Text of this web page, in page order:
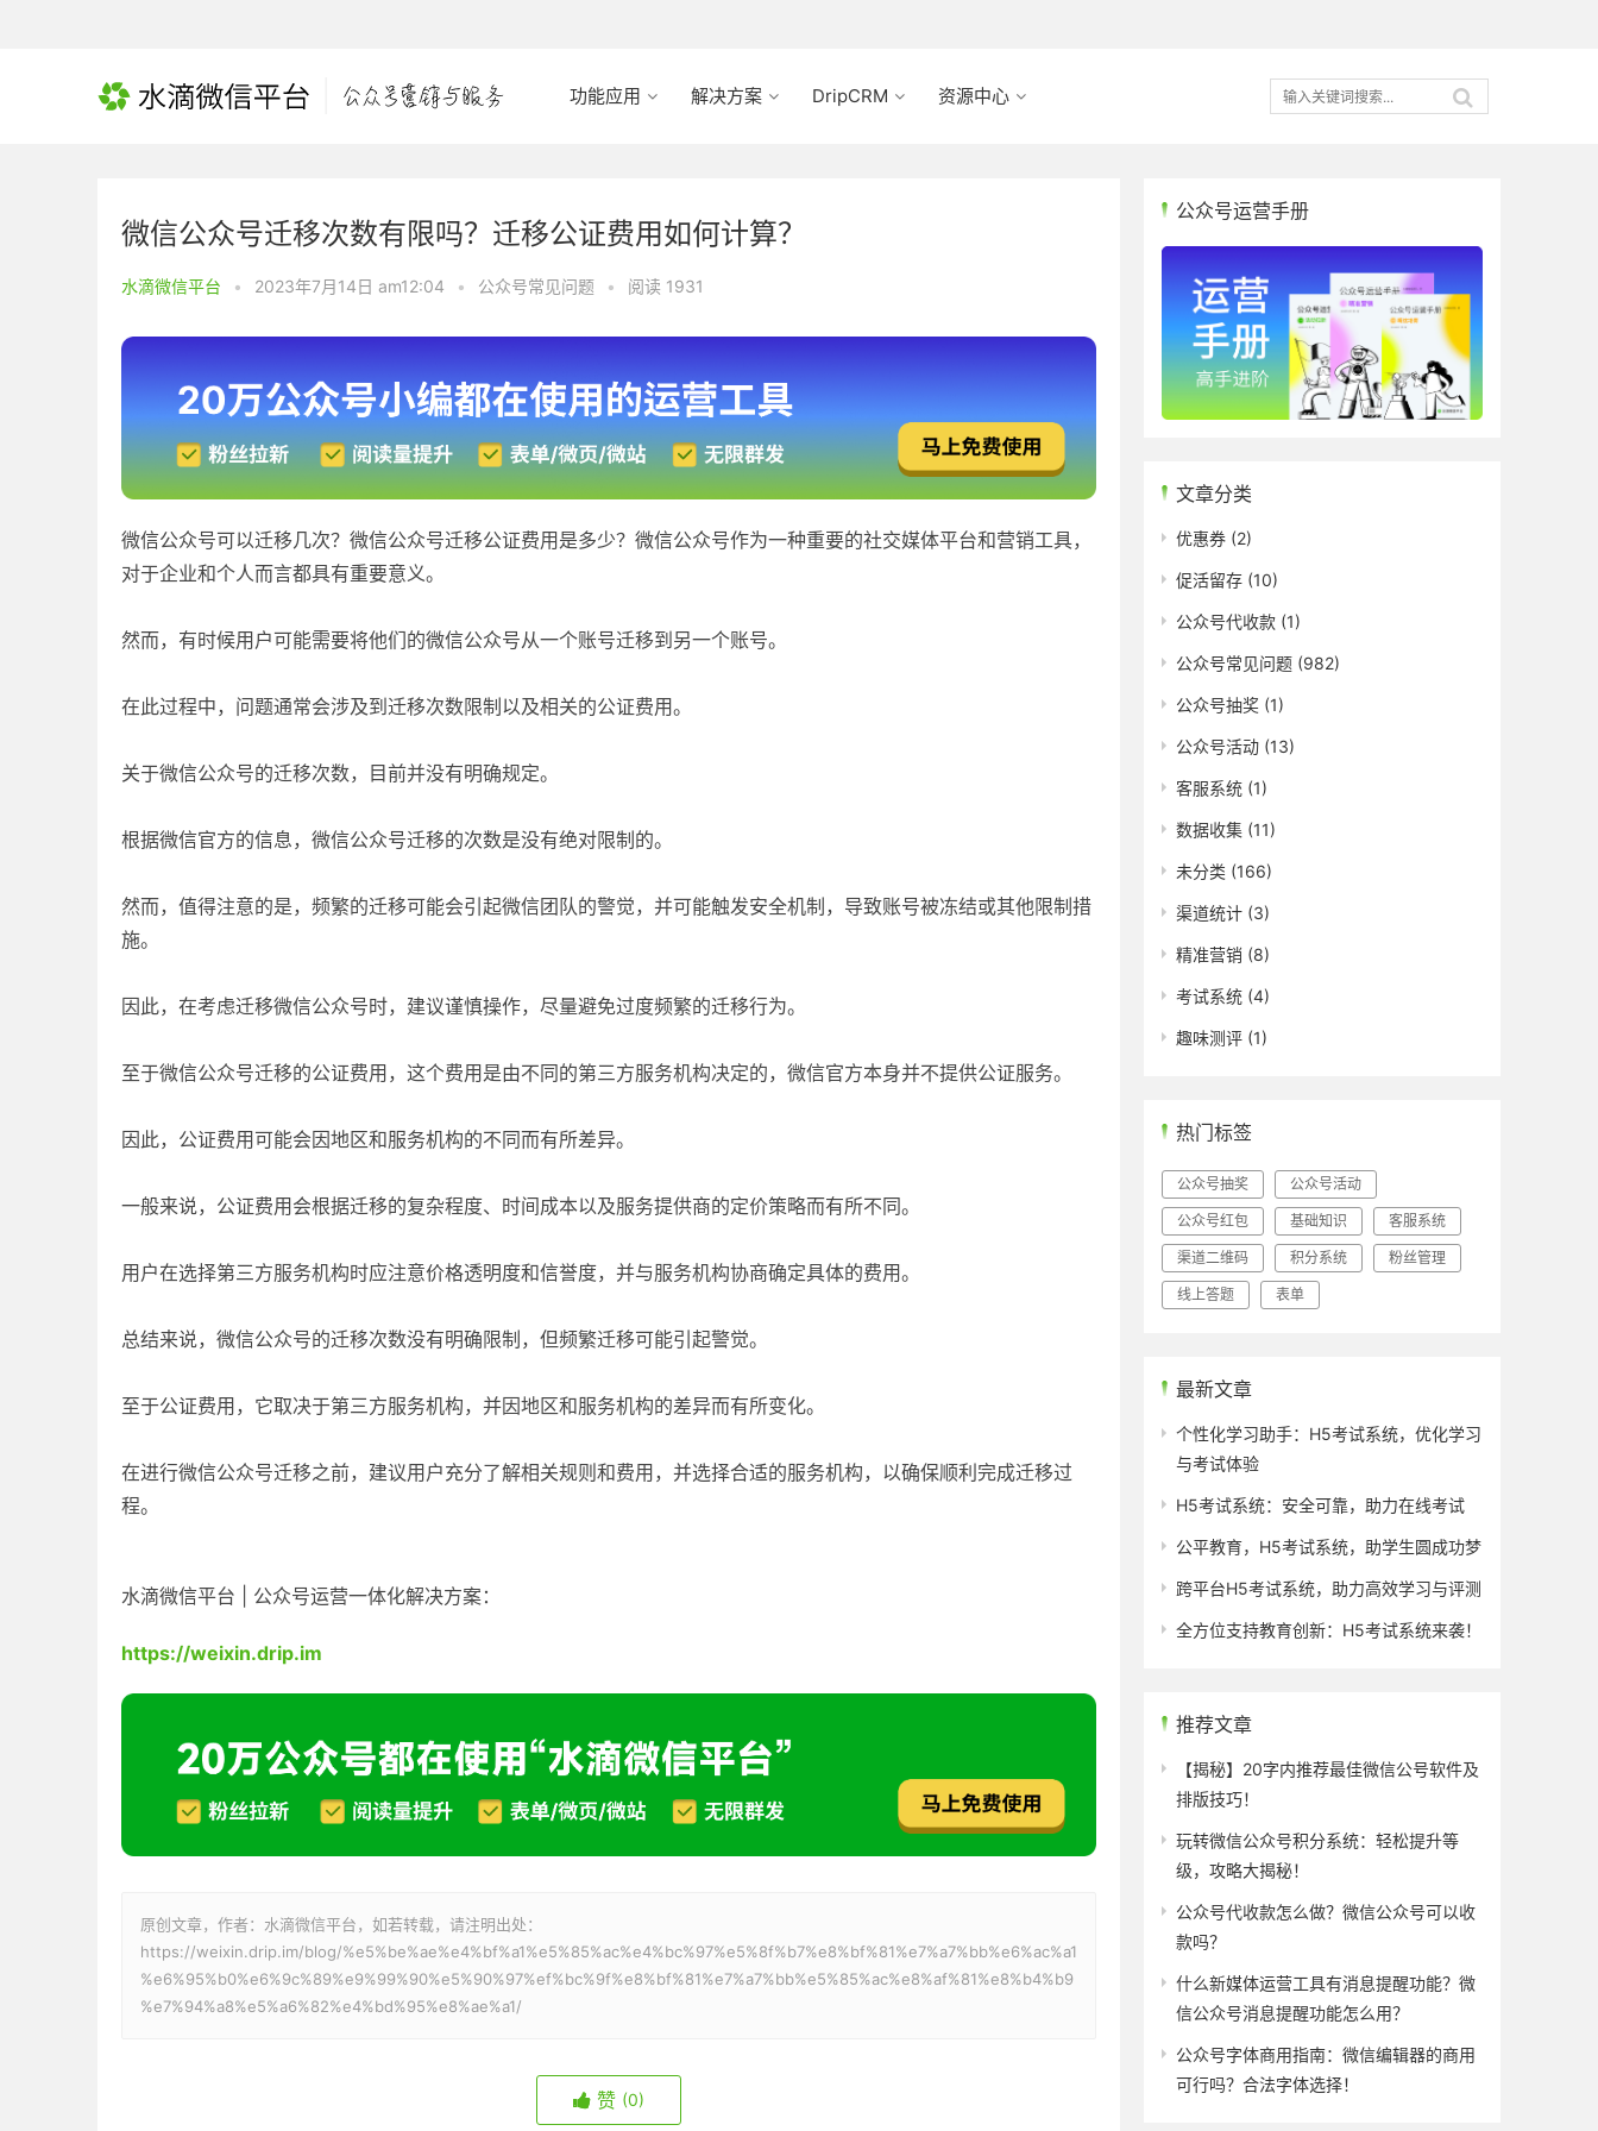
功能应用 解决方案 DripCRM 资源中心
微信公众号迁移次数有限吗？迁移公证费用如何计算？
水滴微信平台 • 2023年7月14日 am12:04 • 公众号常见问题 • 阅读 1931
微信公众号可以迁移几次？微信公众号迁移公证费用是多少？微信公众号作为一种重要的社交媒体平台和营销工具，
对于企业和个人而言都具有重要意义。
然而，有时候用户可能需要将他们的微信公众号从一个账号迁移到另一个账号。
在此过程中，问题通常会涉及到迁移次数限制以及相关的公证费用。
关于微信公众号的迁移次数，目前并没有明确规定。
根据微信官方的信息，微信公众号迁移的次数是没有绝对限制的。
然而，值得注意的是，频繁的迁移可能会引起微信团队的警觉，并可能触发安全机制，导致账号被冻结或其他限制措
施。
因此，在考虑迁移微信公众号时，建议谨慎操作，尽量避免过度频繁的迁移行为。
至于微信公众号迁移的公证费用，这个费用是由不同的第三方服务机构决定的，微信官方本身并不提供公证服务。
因此，公证费用可能会因地区和服务机构的不同而有所差异。
一般来说，公证费用会根据迁移的复杂程度、时间成本以及服务提供商的定价策略而有所不同。
用户在选择第三方服务机构时应注意价格透明度和信誉度，并与服务机构协商确定具体的费用。
总结来说，微信公众号的迁移次数没有明确限制，但频繁迁移可能引起警觉。
至于公证费用，它取决于第三方服务机构，并因地区和服务机构的差异而有所变化。
在进行微信公众号迁移之前，建议用户充分了解相关规则和费用，并选择合适的服务机构，以确保顺利完成迁移过
程。
水滴微信平台 | 公众号运营一体化解决方案：
https://weixin.drip.im
原创文章，作者：水滴微信平台，如若转载，请注明出处：
https://weixin.drip.im/blog/%e5%be%ae%e4%bf%a1%e5%85%ac%e4%bc%97%e5%8f%b7%e8%bf%81%e7%a7%bb%e6%ac%a1
%e6%95%b0%e6%9c%89%e9%99%90%e5%90%97%ef%bc%9f%e8%bf%81%e7%a7%bb%e5%85%ac%e8%af%81%e8%b4%b9
%e7%94%a8%e5%a6%82%e4%bd%95%e8%ae%a1/
赞 (0)
公众号运营手册
文章分类
优惠券 (2)
促活留存 (10)
公众号代收款 (1)
公众号常见问题 (982)
公众号抽奖 (1)
公众号活动 (13)
客服系统 (1)
数据收集 (11)
未分类 (166)
渠道统计 (3)
精准营销 (8)
考试系统 (4)
趣味测评 (1)
热门标签
公众号抽奖 公众号活动
公众号红包 基础知识 客服系统
渠道二维码 积分系统 粉丝管理
线上答题 表单
最新文章
个性化学习助手：H5考试系统，优化学习
与考试体验
H5考试系统：安全可靠，助力在线考试
公平教育，H5考试系统，助学生圆成功梦
跨平台H5考试系统，助力高效学习与评测
全方位支持教育创新：H5考试系统来袭！
推荐文章
【揭秘】20字内推荐最佳微信公号软件及
排版技巧！
玩转微信公众号积分系统：轻松提升等
级，攻略大揭秘！
公众号代收款怎么做？微信公众号可以收
款吗？
什么新媒体运营工具有消息提醒功能？微
信公众号消息提醒功能怎么用？
公众号字体商用指南：微信编辑器的商用
可行吗？合法字体选择！